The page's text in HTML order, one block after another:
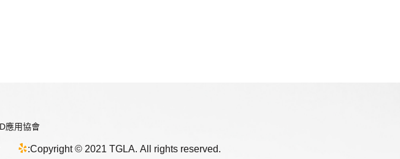
:Copyright © 2021 TGLA. All rights reserved.